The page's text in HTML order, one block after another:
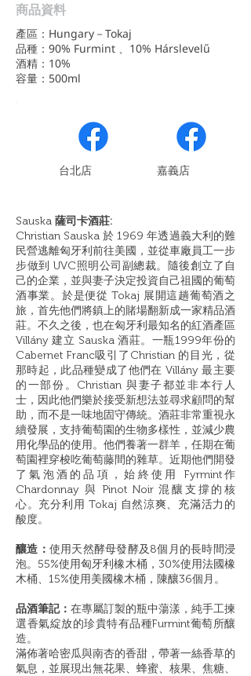
商品資料
產區：Hungary－Tokaj
品種：90% Furmint 、10% Hárslevelű
酒精：10%
容量：500ml
​台北店 嘉義店
Sauska 薩司卡酒莊:
Christian Sauska 於 1969 年透過義大利的難
民營逃離匈牙利前往美國，並從車廠員工一步
步做到 UVC照明公司副總裁。隨後創立了自
己的企業，並與妻子決定投資自己祖國的葡萄
酒事業。於是便從 Tokaj 展開這趟葡萄酒之
旅，首先他們將鎮上的賭場翻新成一家精品酒
莊。不久之後，也在匈牙利最知名的紅酒產區
Villány 建立 Sauska 酒莊。一瓶1999年份的
Cabernet Franc吸引了Christian 的目光，從
那時起，此品種變成了他們在 Villány 最主要
的一部份。Christian 與妻子都並非本行人
士，因此他們樂於接受新想法並尋求顧問的幫
助，而不是一味地固守傳統。酒莊非常重視永
續發展，支持葡萄園的生物多樣性，並減少農
用化學品的使用。他們養著一群羊，任期在葡
萄園裡穿梭吃葡萄藤間的雜草。近期他們開發
了氣泡酒的品項，始終使用 Fyrmint作
Chardonnay 與 Pinot Noir 混釀支撐的核
心。充分利用 Tokaj 自然涼爽、充滿活力的
酸度。
釀造： 使用天然酵母發酵及8個月的長時間浸
泡。55%使用匈牙利橡木桶，30%使用法國橡
木桶、15%使用美國橡木桶，陳釀36個月。
品酒筆記： 在專屬訂製的瓶中蕩漾，純手工揀
選香氣綻放的珍貴特有品種Furmint葡萄所釀
造。
滿佈著哈密瓜與南杏的香甜，帶著一絲香草的
氣息，並展現出無花果、蜂蜜、核果、焦糖、